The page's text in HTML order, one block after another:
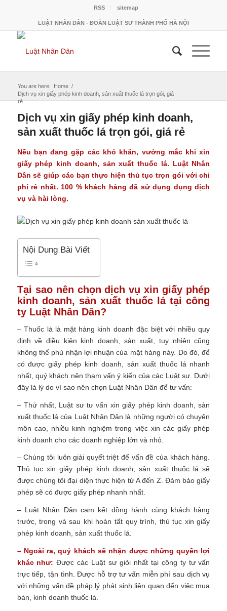
RSS sitemap
LUẬT NHÂN DÂN - ĐOÀN LUẬT SƯ THÀNH PHỐ HÀ NỘI
You are here: Home /
Dịch vụ xin giấy phép kinh doanh, sản xuất thuốc lá trọn gói, giá
rẻ...
Dịch vụ xin giấy phép kinh doanh,
sản xuất thuốc lá trọn gói, giá rẻ
Nếu bạn đang gặp các khó khăn, vướng mắc khi xin
giấy phép kinh doanh, sản xuất thuốc lá. Luật Nhân
Dân sẽ giúp các bạn thực hiện thủ tục trọn gói với chi
phí rẻ nhất. 100 % khách hàng đã sử dụng dụng dịch
vụ và hài lòng.
Nội Dung Bài Viết
Tại sao nên chọn dịch vụ xin giấy phép
kinh doanh, sản xuất thuốc lá tại công
ty Luật Nhân Dân?
– Thuốc lá là mặt hàng kinh doanh đặc biệt với nhiều quy
định về điều kiện kinh doanh, sản xuất, tuy nhiên cũng
không thể phủ nhận lợi nhuận của mặt hàng này. Do đó, để
có được giấy phép kinh doanh, sản xuất thuốc lá nhanh
nhất, quý khách nên tham vấn ý kiến của các Luật sư. Dưới
đây là lý do vì sao nên chọn Luật Nhân Dân để tư vấn:
– Thứ nhất, Luật sư tư vấn xin giấy phép kinh doanh, sản
xuất thuốc lá của Luật Nhân Dân là những người có chuyên
môn cao, nhiều kinh nghiệm trong việc xin các giấy phép
kinh doanh cho các doanh nghiệp lớn và nhỏ.
– Chúng tôi luôn giải quyết triệt để vấn đề của khách hàng.
Thủ tục xin giấy phép kinh doanh, sản xuất thuốc lá sẽ
được chúng tôi đại diện thực hiện từ A đến Z. Đảm bảo giấy
phép sẽ có được giấy phép nhanh nhất.
– Luật Nhân Dân cam kết đồng hành cùng khách hàng
trước, trong và sau khi hoàn tất quy trình, thủ tục xin giấy
phép kinh doanh, sản xuất thuốc lá.
– Ngoài ra, quý khách sẽ nhận được những quyền lợi
khác như:Được các Luật sư giỏi nhất tại công ty tư vấn
trực tiếp, tận tình. Được hỗ trợ tư vấn miễn phí sau dịch vụ
với những vấn đề pháp lý phát sinh liên quan đến việc mua
bán, kinh doanh thuốc lá.